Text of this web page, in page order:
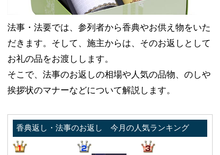
法事・法要では、参列者から香典やお供え物をいた
だきます。そして、施主からは、そのお返しとして
お礼の品をお渡しします。
そこで、法事のお返しの相場や人気の品物、のしや
挨拶状のマナーなどについて解説します。
香典返し・法事のお返し 今月の人気ランキング